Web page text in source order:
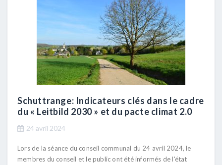
Schuttrange: Indicateurs clés dans le cadre
du « Leitbild 2030 » et du pacte climat 2.0
24 avril 2024
Lors de la séance du conseil communal du 24 avril 2024, le
membres du conseil et le public ont été informés de l'état